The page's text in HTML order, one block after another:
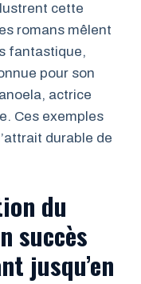
cette
romans mêlent
fantastique,
pour son
actrice
Ces exemples
durable de
du
succès
jusqu’en